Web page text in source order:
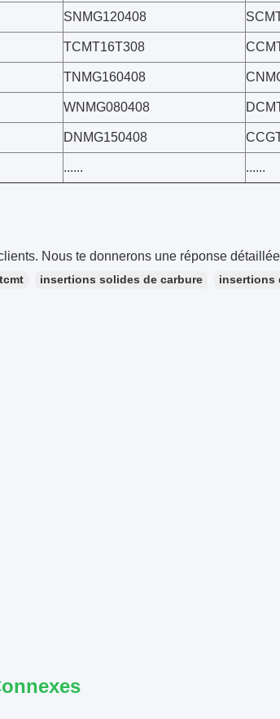
SNMG120408
TCMT16T308
TNMG160408
WNMG080408
DNMG150408
...... ......
Nous te donnerons une réponse
insertions solides de carbure insertions